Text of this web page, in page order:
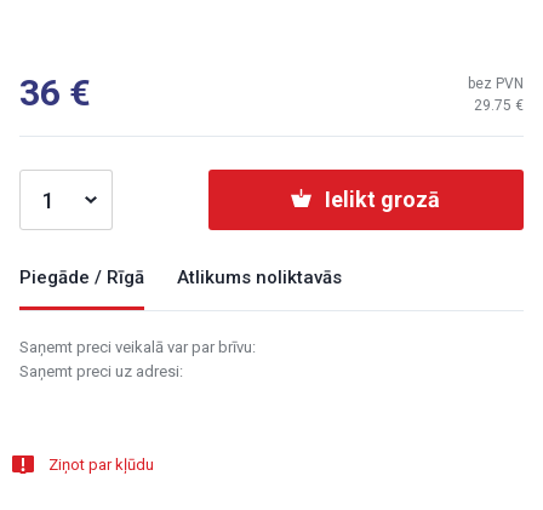
36 29.75
bez PVN
Ielikt grozā
Piegāde / Rīgā Atlikums noliktavās
Saņemt preci veikalā var par brīvu:
Saņemt preci uz adresi:
Ziņot par kļūdu